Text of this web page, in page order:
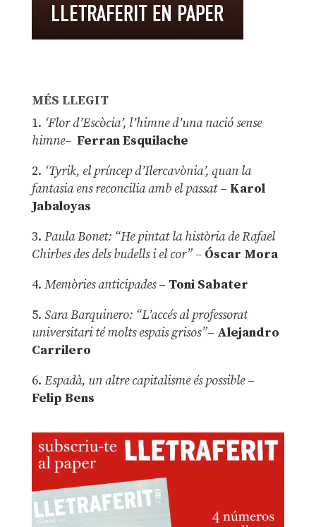
MÉS LLEGIT
1. ‘Flor d’Escòcia’, l’himne d’una nació sense
himne– Ferran Esquilache
2. ‘Tyrik, el príncep d’Ilercavònia’, quan la
fantasia ens reconcilia amb el passat– Karol
Jabaloyas
3. Paula Bonet: “He pintat la història de Rafael
Chirbes des dels budells i el cor” –Óscar Mora
4. Memòries anticipades– Toni Sabater
5. Sara Barquinero: “L’accés al professorat
universitari té molts espais grisos”– Alejandro
Carrilero
6. Espadà, un altre capitalisme és possible –
Felip Bens